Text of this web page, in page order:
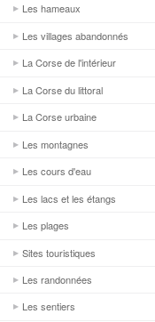
Les hameaux
Les villages abandonnés
La Corse de l'intérieur
La Corse du littoral
La Corse urbaine
Les montagnes
Les cours d'eau
Les lacs et les étangs
Les plages
Sites touristiques
Les randonnées
Les sentiers